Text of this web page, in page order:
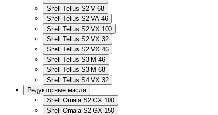
Shell Tellus S2 V 68
Shell Tellus S2 VA 46
Shell Tellus S2 VX 100
Shell Tellus S2 VX 32
Shell Tellus S2 VX 46
Shell Tellus S3 M 46
Shell Tellus S3 M 68
Shell Tellus S4 VX 32
Редукторные масла
Shell Omala S2 GX 100
Shell Omala S2 GX 150